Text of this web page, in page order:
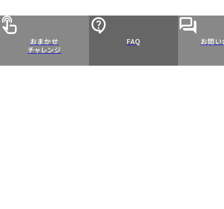
おまかせ
チャレンジ
FAQ お問